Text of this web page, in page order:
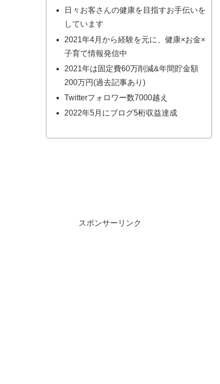
日々お客さんの健康を目指すお手伝いを
しています
2021年4月から経験を元に、健康×お金×
子育て情報発信中
2021年は固定費60万削減&年間貯金額
200万円(過去記事あり)
Twitterフォロワー数7000越え
2022年5月にブログ5桁収益達成
スポンサーリンク